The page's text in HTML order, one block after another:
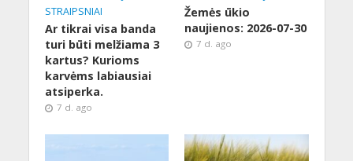
STRAIPSNIAI
Ar tikrai visa banda
turi būti melžiama 3
kartus? Kurioms
karvėms labiausiai
atsiperka.
7 d. ago
Žemės ūkio
naujienos: 2026-07-30
7 d. ago